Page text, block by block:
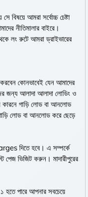
বিষয়ে আমরা সর্বোচ্চ চেষ্টা
নীতিমালার বাইরে।
লং রুটে আমরা ড্রাইভারের
কোনভাবেই যেন আমাদের
জন্য আলাদা আলাদা লোডিং ও
কারনে গাড়ি লোড বা আনলোড
লোড বা আনলোড করে ছেড়ে
দিতে হবে। এ সম্পর্কে
পেজ ভিজিট করুন। মাদারীপুরের
হতে পারে আপনার সবচেয়ে